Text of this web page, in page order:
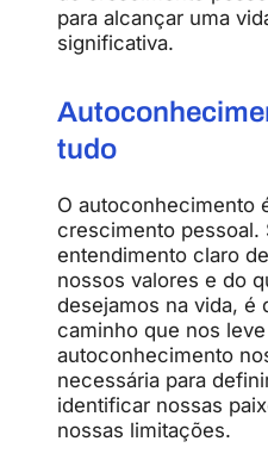
para alcançar uma
significativa.
tudo
O autoconhecimento
crescimento pessoal.
entendimento claro
nossos valores e do
desejamos na vida, é
caminho que nos
autoconhecimento
necessária para
identificar nossas
nossas limitações.